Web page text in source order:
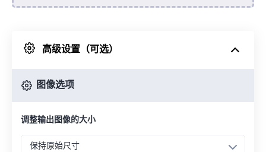
来自 Google Drive
高级设置（可选）
图像选项
调整输出图像的大小
保持原始尺寸